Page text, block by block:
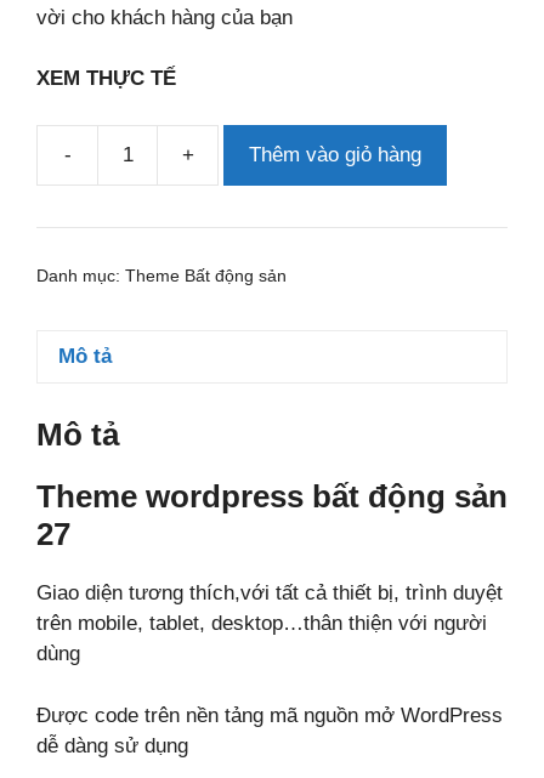
vời cho khách hàng của bạn
XEM THỰC TẾ
-
Theme
bất
sản
+ Thêm vào giỏ hàng
Danh mục: Theme Bất động sản
Mô tả
Mô tả
Theme wordpress bất động sản
27
Giao diện tương thích,với tất cả thiết bị, trình duyệt
trên mobile, tablet, desktop…thân thiện với người
dùng
Được code trên nền tảng mã nguồn mở WordPress
dễ dàng sử dụng